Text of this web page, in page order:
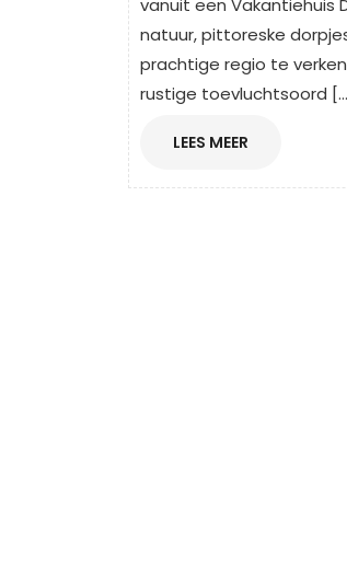
vanuit een Vakantiehuis
natuur, pittoreske
prachtige regio te
rustige toevluchtsoord
LEES MEER